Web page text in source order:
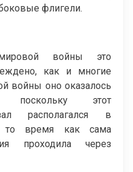
флигели.
войны это
как и многие
войны оно оказалось
поскольку этот
располагался в
то время как сама
проходила через